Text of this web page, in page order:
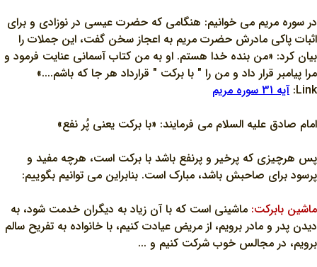
در سوره مريم مي خوانيم: هنگامي که حضرت عيسي در نوزادي و براي
اثبات پاکي مادرش حضرت مريم به اعجاز سخن گفت، اين جملات را
بيان کرد: «من بنده خدا هستم. او به من کتاب آسماني عنايت فرمود و
مرا پيامبر قرار داد و من را " با برکت " قرارداد هر جا که باشم....»
Link: آيه 31 سوره مريم
امام صادق عليه السلام مي فرمايند: «با برکت يعني پُر نفع»
پس هرچيزي که پرخير و پرنفع باشد با برکت است، هرچه مفيد و
پرسود براي صاحبش باشد، مبارک است. بنابراين مي توانيم بگوييم:
ماشين بابرکت: ماشيني است که با آن زياد به ديگران خدمت شود، به
ديدن پدر و مادر برويم، از مريض عيادت کنيم، با خانواده به تفريح سالم
برويم، در مجالس خوب شرکت کنيم و ...